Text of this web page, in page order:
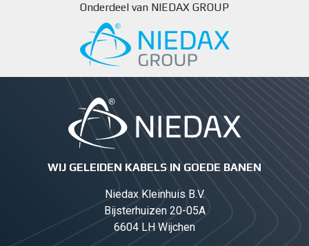
Onderdeel van NIEDAX GROUP
WIJ GELEIDEN KABELS IN GOEDE BANEN
Niedax Kleinhuis B.V.
Bijsterhuizen 20-05A
6604 LH Wijchen